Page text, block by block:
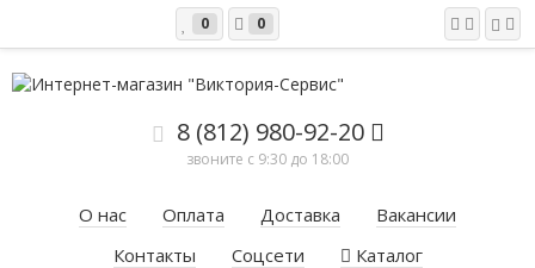
0 0
8 (812) 980-92-20
звоните с 9:30 до 18:00
О нас Оплата Доставка
Вакансии
Контакты
Соцсети Каталог